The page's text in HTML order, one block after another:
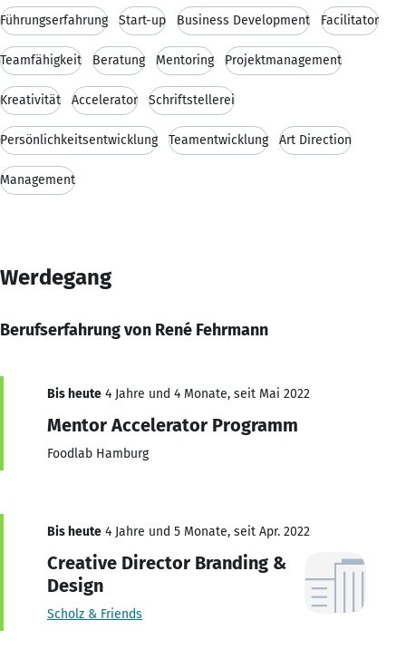
Führungserfahrung Start-up Business Development Facilitator
Teamfähigkeit Beratung Mentoring Projektmanagement
Kreativität Accelerator Schriftstellerei
Persönlichkeitsentwicklung Teamentwicklung Art Direction
Management
Werdegang
Berufserfahrung von René Fehrmann
Bis heute 4 Jahre und 4 Monate, seit Mai 2022
Mentor Accelerator Programm
Foodlab Hamburg
Bis heute 4 Jahre und 5 Monate, seit Apr. 2022
Creative Director Branding &
Design
Scholz & Friends